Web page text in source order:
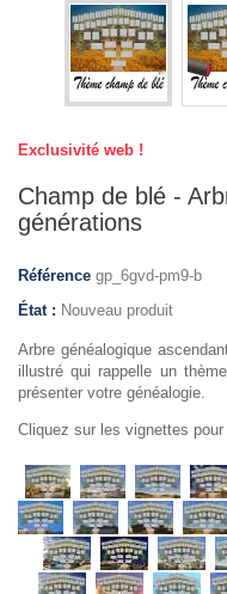
Exclusivité web !
Champ de blé -
générations
Référence gp_6gvd-pm9-b
État : Nouveau produit
Arbre généalogique
illustré qui rappelle un
présenter votre généalogie.
Cliquez sur les vignettes